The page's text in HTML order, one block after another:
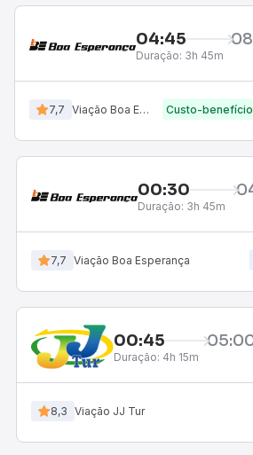
04:45
Duração: 3h 45m
7,7 Viação Boa Esperança Custo-benefício
00:30
Duração: 3h 45m
7,7 Viação Boa Esperança
00:45
Duração: 4h 15m
8,3 Viação JJ Tur